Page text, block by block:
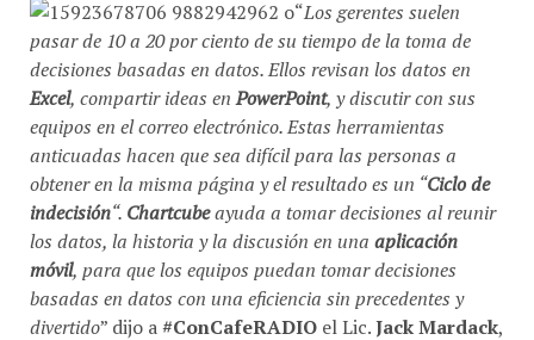
pasar de 10 a 20 por ciento de su tiempo de la toma de
decisiones basadas en datos. Ellos revisan los datos en
Excel, compartir ideas en PowerPoint, y discutir con sus
equipos en el correo electrónico. Estas herramientas
anticuadas hacen que sea difícil para las personas a
obtener en la misma página y el resultado es un “Ciclo de
indecisión“. Chartcubeayuda a tomar decisiones al reunir
los datos, la historia y la discusión en una aplicación
móvil, para que los equipos puedan tomar decisiones
basadas en datos con una eficiencia sin precedentes y
divertido” dijo a #ConCafeRADIO el Lic. Jack Mardack